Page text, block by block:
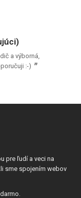
a výborná,
:-)
pre ľudí a veci na
sme spojením webov